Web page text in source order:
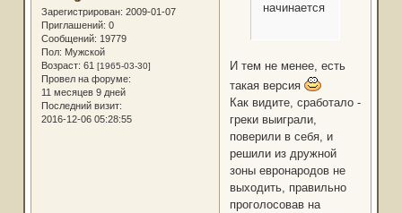
Зарегистрирован: 2009-01-07
Приглашений: 0
Сообщений: 19779
Пол: Мужской
Возраст: 61 [1965-03-30]
Провел на форуме:
11 месяцев 9 дней
Последний визит:
2016-12-06 05:28:55
начинается
И тем не менее, есть
такая версия
Как видите, сработало -
греки выиграли,
поверили в себя, и
решили из дружной
зоны евронародов не
выходить, правильно
проголосовав на